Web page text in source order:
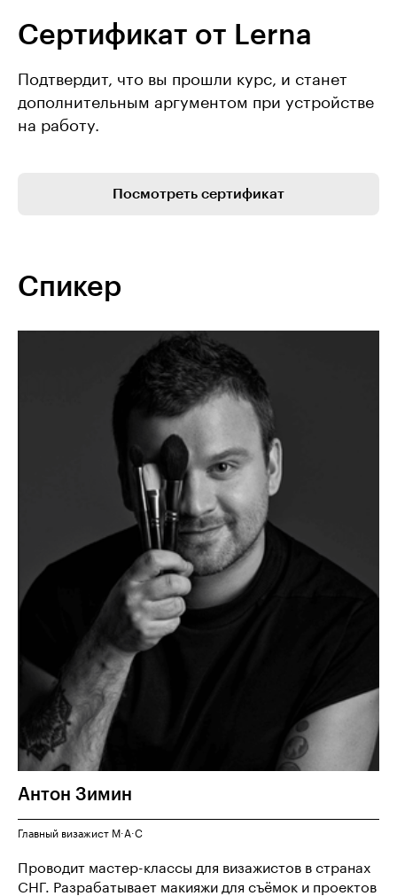
Сертификат от Lerna
Подтвердит, что вы прошли курс, и станет
дополнительным аргументом при устройстве
на работу.
Посмотреть сертификат
Спикер
Антон Зимин
Главный визажист M·A·C
Проводит мастер-классы для визажистов в странах
СНГ. Разрабатывает макияжи для съёмок и проектов